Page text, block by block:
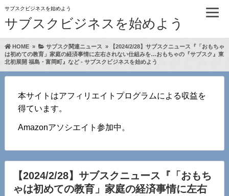
サブスクビジネスを始めよう
サブスクビジネスを始めよう
HOME» サブスク関連ニュース »
【2024/2/28】サブスクニュース『「おもちゃ
は初めての教育」家庭の経済事情に左右されない仕組みを…おもちゃの『サブスク』東
北初展開 福島・富岡町』など - サブスクビジネスを始めよう
本サイトはアフィリエイトプログラムによる収益を
得ています。
Amazonアソシエイト参加中。
【2024/2/28】サブスクニュース『「おもち
ゃは初めての教育」家庭の経済事情に左右